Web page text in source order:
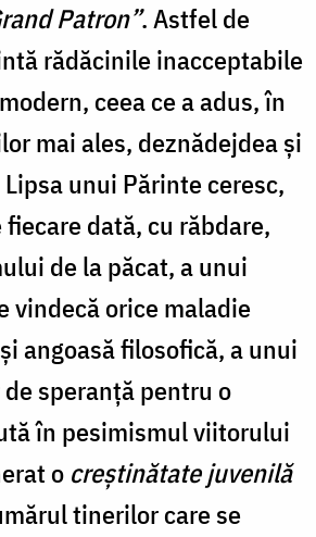
Patron”. Astfel de
rădăcinile inacceptabile
ceea ce a adus, în
mai ales, deznădejdea şi
unui Părinte ceresc,
fiecare dată, cu răbdare,
de la păcat, a unui
vindecă orice maladie
angoasă filosofică, a unui
speranţă pentru o
în pesimismul viitorului
o creştinătate juvenilă
tinerilor care se